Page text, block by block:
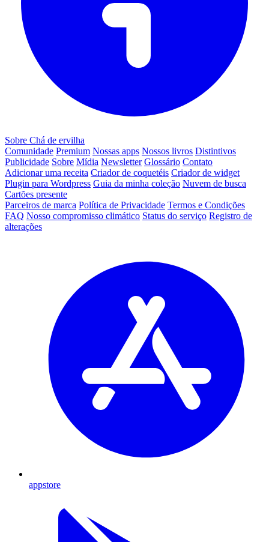
Sobre Chá de ervilha
Comunidade Premium Nossas apps Nossos livros Distintivos
Publicidade Sobre Mídia Newsletter Glossário Contato
Adicionar uma receita Criador de coquetéis Criador de widget
Plugin para Wordpress Guia da minha coleção Nuvem de busca
Cartões presente
Parceiros de marca Política de Privacidade Termos e Condições
FAQ Nosso compromisso climático Status do serviço Registro de
alterações
appstore